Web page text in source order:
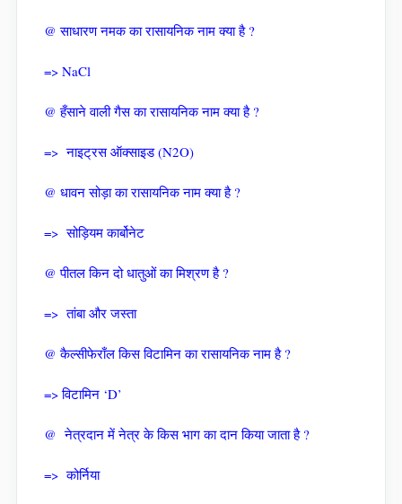
@ साधारण नमक का रासायनिक नाम क्या है ?
=> NaCl
@ हँसाने वाली गैस का रासायनिक नाम क्या है ?
=> नाइट्रस ऑक्साइड (N2O)
@ धावन सोड़ा का रासायनिक नाम क्या है ?
=> सोड़ियम कार्बोनेट
@ पीतल किन दो धातुओं का मिश्रण है ?
=> तांबा और जस्ता
@ कैल्सीफेराँल किस विटामिन का रासायनिक नाम है ?
=> विटामिन ‘D’
@ नेत्रदान में नेत्र के किस भाग का दान किया जाता है ?
=> कोर्निया